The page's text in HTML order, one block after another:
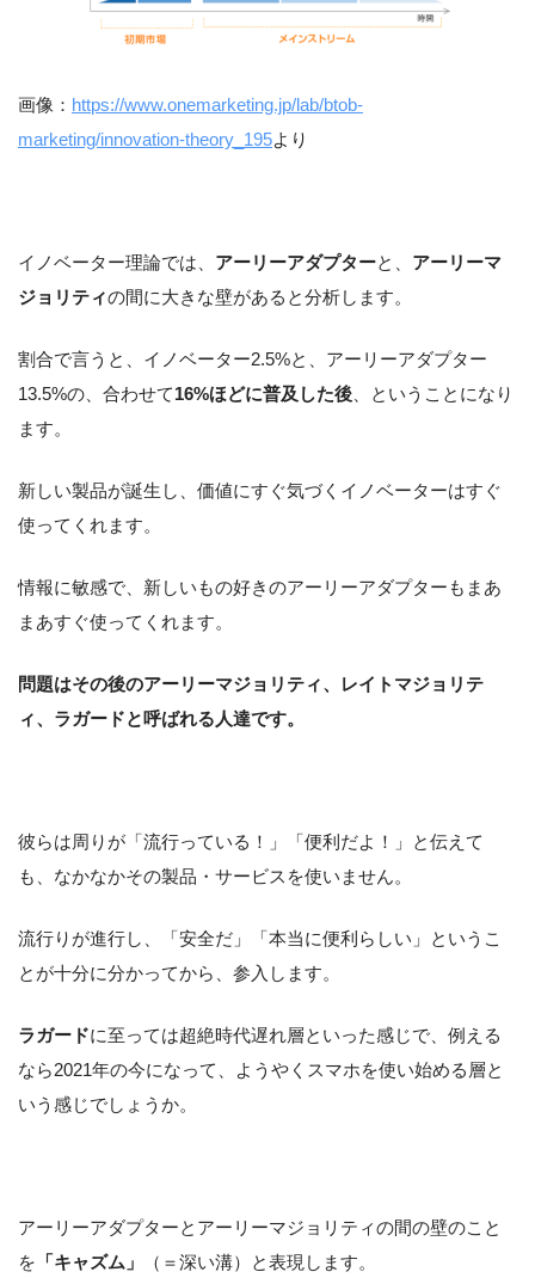
画像： https://www.onemarketing.jp/lab/btob-
marketing/innovation-theory_195より
イノベーター理論では、 アーリーアダプターと、 アーリーマ
ジョリティの間に大きな壁があると分析します。
割合で言うと、イノベーター2.5%と、アーリーアダプター
13.5%の、合わせて16%ほどに普及した後 、ということになり
ます。
新しい製品が誕生し、価値にすぐ気づくイノベーターはすぐ
使ってくれます。
情報に敏感で、新しいもの好きのアーリーアダプターもまあ
まあすぐ使ってくれます。
問題はその後のアーリーマジョリティ、レイトマジョリテ
ィ、ラガードと呼ばれる人達です。
彼らは周りが「流行っている！」「便利だよ！」と伝えて
も、なかなかその製品・サービスを使いません。
流行りが進行し、「安全だ」「本当に便利らしい」というこ
とが十分に分かってから、参入します。
ラガードに至っては超絶時代遅れ層といった感じで、例える
なら2021年の今になって、ようやくスマホを使い始める層と
いう感じでしょうか。
アーリーアダプターとアーリーマジョリティの間の壁のこと
を 「キャズム」 （＝深い溝）と表現します。